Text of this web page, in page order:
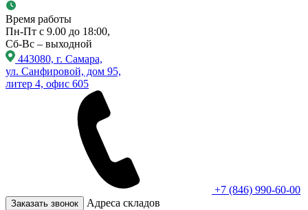
Время работы
Пн-Пт с 9.00 до 18:00,
Сб-Вс – выходной
443080, г. Самара,
ул. Санфировой, дом 95,
литер 4, офис 605
+7 (846) 990-60-00
Заказать звонок Адреса складов